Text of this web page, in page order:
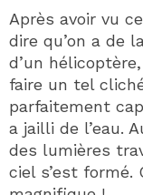
Après avoir vu
dire qu’on a de
d’un
faire un tel
parfaitement
a jailli de l’eau.
des lumières
ciel s’est formé.